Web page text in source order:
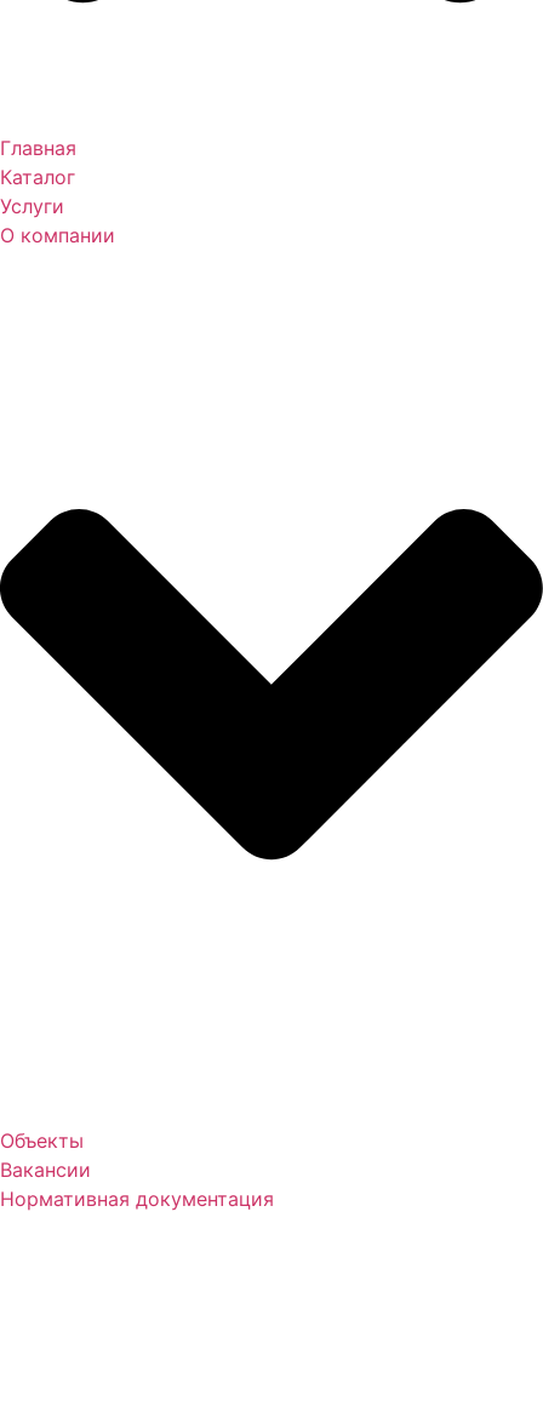
Главная
Каталог
Услуги
О компании
Объекты
Вакансии
Нормативная документация